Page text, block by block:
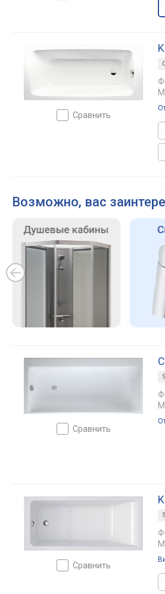
сравнить
Возможно, вас
сравнить
сравнить